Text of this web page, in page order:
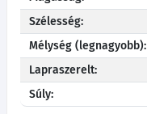
Szélesség:
Mélység (legnagyobb):
Lapraszerelt:
Súly: